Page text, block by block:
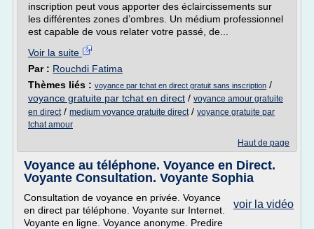
inscription peut vous apporter des éclaircissements sur
les différentes zones d’ombres. Un médium professionnel
est capable de vous relater votre passé, de...
Voir la suite
Par : Rouchdi Fatima
Thèmes liés : voyance par tchat en direct gratuit sans inscription /
voyance gratuite par tchat en direct / voyance amour gratuite
en direct/ medium voyance gratuite direct/ voyance gratuite par
tchat amour
Haut de page
Voyance au téléphone. Voyance en Direct.
Voyante Consultation. Voyante Sophia
voir la vidéo
Consultation de voyance en privée. Voyance
en direct par téléphone. Voyante sur Internet.
Voyante en ligne. Voyance anonyme. Predire